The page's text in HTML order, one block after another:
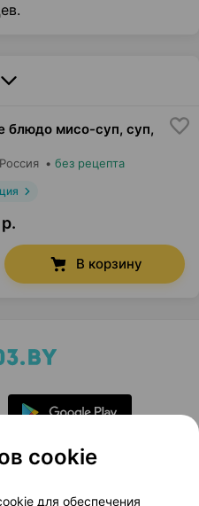
блюдо мисо-суп, суп,
, Россия • без рецепта
В корзину
проекта
cookie
для обеспечения